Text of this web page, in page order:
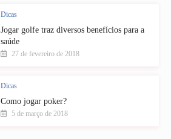
Dicas
Jogar golfe traz diversos benefícios para a
saúde
27 de fevereiro de 2018
Dicas
Como jogar poker?
5 de março de 2018